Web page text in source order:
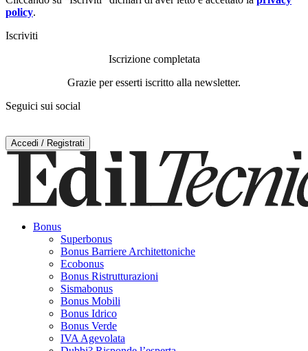
policy.
Iscriviti
Iscrizione completata
Grazie per esserti iscritto alla newsletter.
Seguici sui social
Accedi / Registrati
Bonus
Superbonus
Bonus Barriere Architettoniche
Ecobonus
Bonus Ristrutturazioni
Sismabonus
Bonus Mobili
Bonus Idrico
Bonus Verde
IVA Agevolata